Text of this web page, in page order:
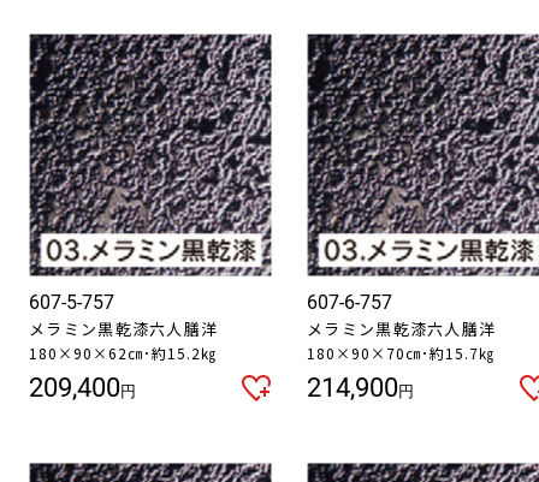
607-5-757
メラミン黒乾漆六人膳洋
180×90×62㎝･約15.2㎏
209,400円
607-6-757
メラミン黒乾漆六人膳洋
180×90×70㎝･約15.7㎏
214,900円